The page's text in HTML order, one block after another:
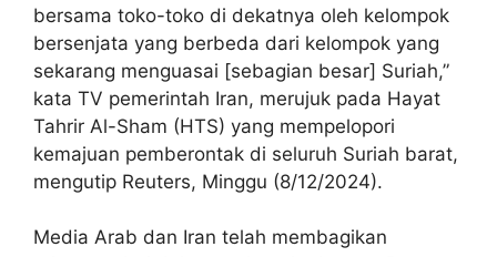
bersama toko-toko di dekatnya oleh kelompok
bersenjata yang berbeda dari kelompok yang
sekarang menguasai [sebagian besar] Suriah,”
kata TV pemerintah Iran, merujuk pada Hayat
Tahrir Al-Sham (HTS) yang mempelopori
kemajuan pemberontak di seluruh Suriah barat,
mengutip Reuters, Minggu (8/12/2024).
Media Arab dan Iran telah membagikan